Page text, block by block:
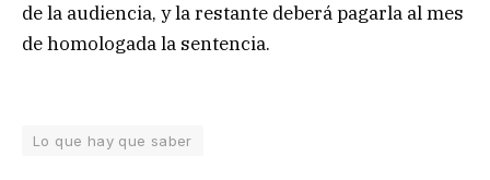
de la audiencia, y la restante deberá pagarla al mes
de homologada la sentencia.
Lo que hay que saber